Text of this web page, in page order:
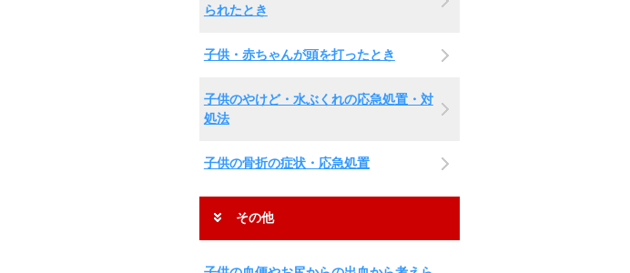
られたとき
子供・赤ちゃんが頭を打ったとき
子供のやけど・水ぶくれの応急処置・対
処法
子供の骨折の症状・応急処置
その他